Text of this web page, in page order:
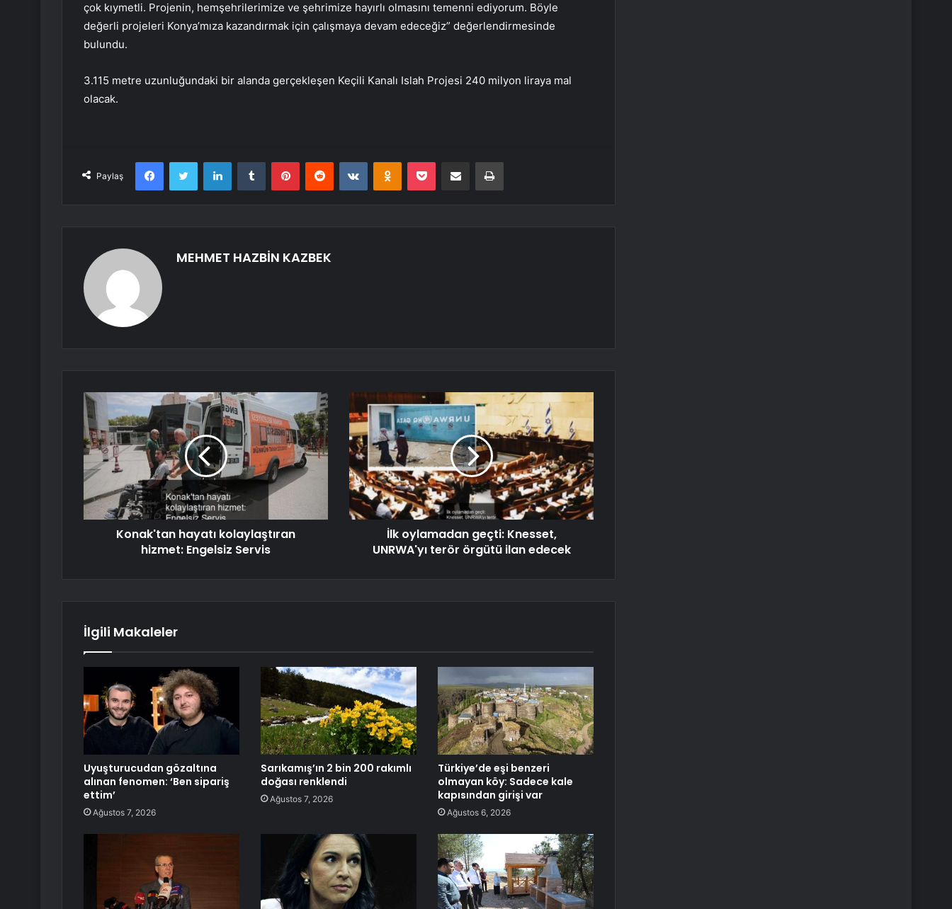
çok kıymetli. Projenin, hemşehrilerimize ve şehrimize hayırlı olmasını temenni ediyorum. Böyle
değerli projeleri Konya’mıza kazandırmak için çalışmaya devam edeceğiz” değerlendirmesinde
bulundu.
3.115 metre uzunluğundaki bir alanda gerçekleşen Keçili Kanalı Islah Projesi 240 milyon liraya mal
olacak.
Paylaş
FacebookTwitter LinkedInTumblr PinterestReddit VKontakteOdnoklassniki
Pocket E-Posta ile paylaş Yazdır
MEHMET HAZBİN KAZBEK
Konak'tan hayatı kolaylaştıran
hizmet: Engelsiz Servis
İlk oylamadan geçti: Knesset,
UNRWA'yı terör örgütü ilan edecek
İlgili Makaleler
Uyuşturucudan gözaltına
alınan fenomen: ‘Ben sipariş
ettim’
Ağustos 7, 2026
Sarıkamış’ın 2 bin 200 rakımlı
doğası renklendi
Ağustos 7, 2026
Türkiye’de eşi benzeri
olmayan köy: Sadece kale
kapısından girişi var
Ağustos 6, 2026